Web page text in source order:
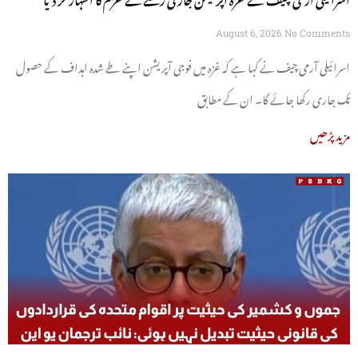
August 6, 2026 No Comments
اسرائیلی آرمی چیف نے کہا ہے کہ غزہ میں فوجی آپریشن اپنے طے شدہ اہداف کے حصول
تک جاری رکھا جائے گا۔ ان کے مطابق
مزید پڑھیں